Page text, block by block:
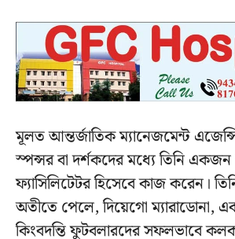
মূলত আন্তর্জাতিক ম্যানেজমেন্ট
স্পন্সর বা দর্শকদের মধ্যে তিনি একজন
ফ্যাসিলিটেটর হিসেবে কাজ করেন।
অতীতে পেলে, দিয়েগো ম্যারাডোনা,
কিংবদন্তি ফুটবলারদের সফলভাবে